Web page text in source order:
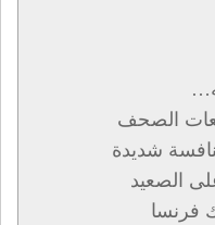
الصحف
شديدة
الصعيد
فرنسا